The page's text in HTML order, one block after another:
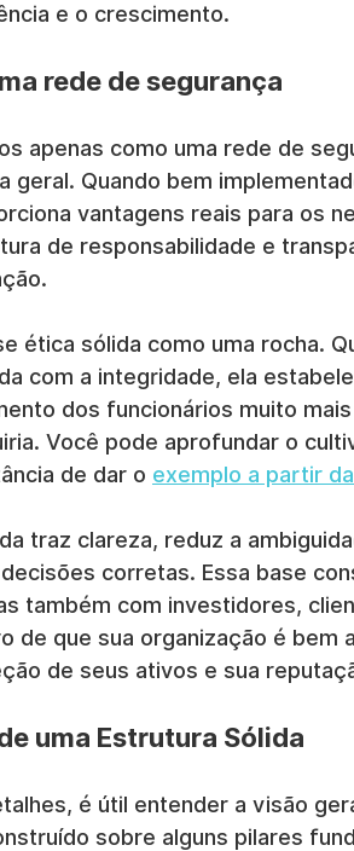
e o crescimento.
rede de segurança
apenas como uma rede de
geral. Quando bem
vantagens reais para os
de responsabilidade e
ética sólida como uma rocha.
com a integridade, ela
dos funcionários muito
Você pode aprofundar o
de dar o exemplo a partir
traz clareza, reduz a
corretas. Essa base
também com investidores,
de que sua organização é bem
de seus ativos e sua
uma Estrutura Sólida
é útil entender a visão
sobre alguns pilares